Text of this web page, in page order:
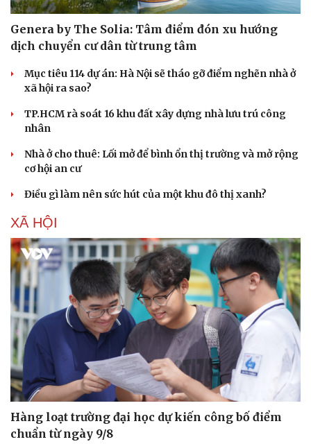
Genera by The Solia: Tâm điểm đón xu hướng
dịch chuyển cư dân từ trung tâm
Mục tiêu 114 dự án: Hà Nội sẽ tháo gỡ điểm nghẽn nhà ở
xã hội ra sao?
TP.HCM rà soát 16 khu đất xây dựng nhà lưu trú công
nhân
Nhà ở cho thuê: Lối mở để bình ổn thị trường và mở rộng
cơ hội an cư
Điều gì làm nên sức hút của một khu đô thị xanh?
XÃ HỘI
Hàng loạt trường đại học dự kiến công bố điểm
chuẩn từ ngày 9/8